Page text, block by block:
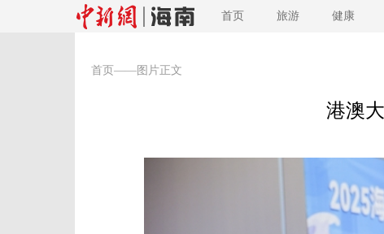
首页 旅游 健康
首页 ——图片正文
港澳